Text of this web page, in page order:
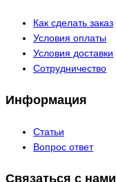
Как сделать заказ
Условия оплаты
Условия доставки
Сотрудничество
Информация
Статьи
Вопрос ответ
Связаться с нами